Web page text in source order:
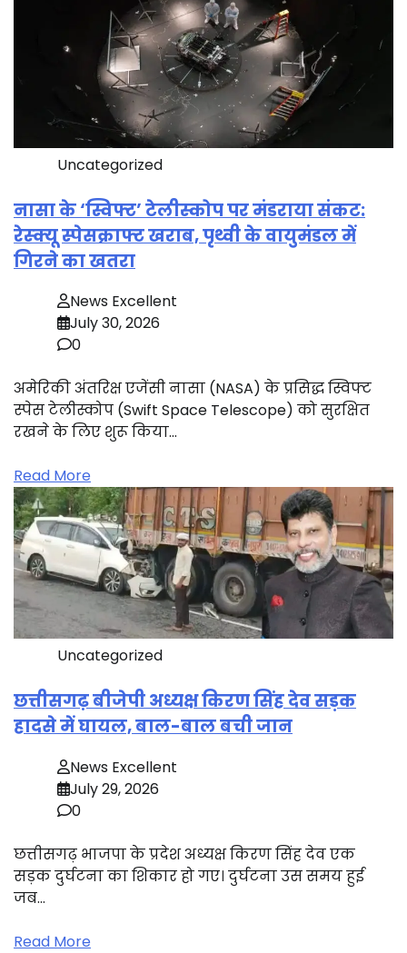
Uncategorized
नासा के ‘स्विफ्ट’ टेलीस्कोप पर मंडराया संकट:
रेस्क्यू स्पेसक्राफ्ट खराब, पृथ्वी के वायुमंडल में
गिरने का खतरा
News Excellent
July 30, 2026
0
अमेरिकी अंतरिक्ष एजेंसी नासा (NASA) के प्रसिद्ध स्विफ्ट
स्पेस टेलीस्कोप (Swift Space Telescope) को सुरक्षित
रखने के लिए शुरू किया…
Read More
Uncategorized
छत्तीसगढ़ बीजेपी अध्यक्ष किरण सिंह देव सड़क
हादसे में घायल, बाल-बाल बची जान
News Excellent
July 29, 2026
0
छत्तीसगढ़ भाजपा के प्रदेश अध्यक्ष किरण सिंह देव एक
सड़क दुर्घटना का शिकार हो गए। दुर्घटना उस समय हुई
जब…
Read More